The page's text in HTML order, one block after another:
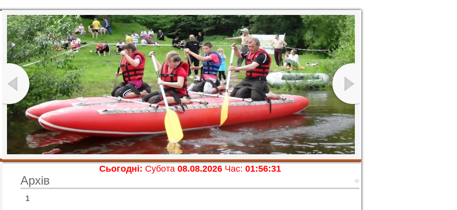
Сьогодні: Субота 08.08.2026Час: 01:56:32
Архів
1